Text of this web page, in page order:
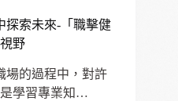
探索未來-「職擊健
野
的過程中，對許
學習專業知…